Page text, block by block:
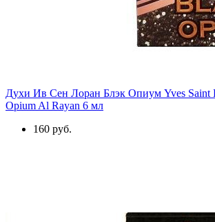
Духи Ив Сен Лоран Блэк Опиум Yves Saint
Opium Al Rayan 6 мл
160 руб.